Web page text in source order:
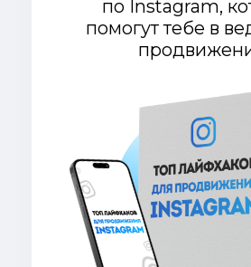
Я на 100% уверен в качестве
данной программы,проверил
ее на себе и на своих клиентах.
Поэтому готов дать тебе такую
Ты просто ничем не рискуешь!
Подведем итог всего,
что ты получаешь